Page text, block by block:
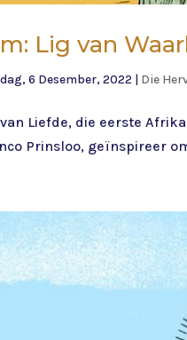
Lig van
6 Desember, 2022 | Die
Liefde, die eerste
Prinsloo, geïnspireer